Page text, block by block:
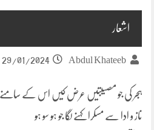
اشعار
Abdul Khateeb
29/01/2024
ہجر کی جو مصیبتیں عرض کیں اس کے سامنے
ناز و ادا سے مسکرا کہنے لگا جو ہو سو ہو